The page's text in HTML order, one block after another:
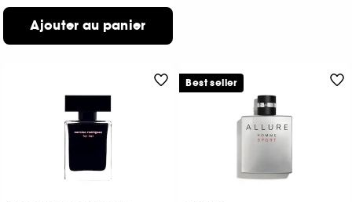
Ajouter au panier
Best seller